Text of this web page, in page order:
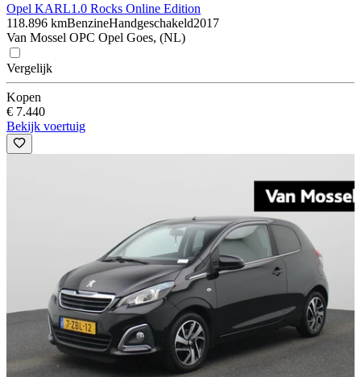
Opel KARL1.0 Rocks Online Edition
118.896 kmBenzineHandgeschakeld2017
Van Mossel OPC Opel Goes, (NL)
Vergelijk
Kopen
€ 7.440
Bekijk voertuig